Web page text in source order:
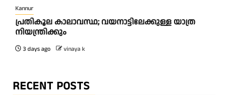
Kannur
പ്രതികൂല കാലാവസ്ഥ; വയനാട്ടിലേക്കുള്ള യാത്ര
നിയന്ത്രിക്കും
3 days ago vinaya k
RECENT POSTS